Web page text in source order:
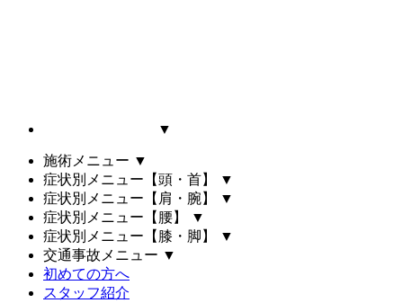
▼
施術メニュー ▼
症状別メニュー【頭・首】
▼
症状別メニュー【肩・腕】
▼
症状別メニュー【腰】
▼
症状別メニュー【膝・脚】
▼
交通事故メニュー ▼
初めての方へ
スタッフ紹介